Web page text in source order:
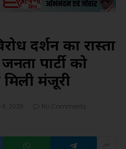
प्रदर्शन का रास्ता
पार्टी को
मंजूरी
6, 2026
No Comments